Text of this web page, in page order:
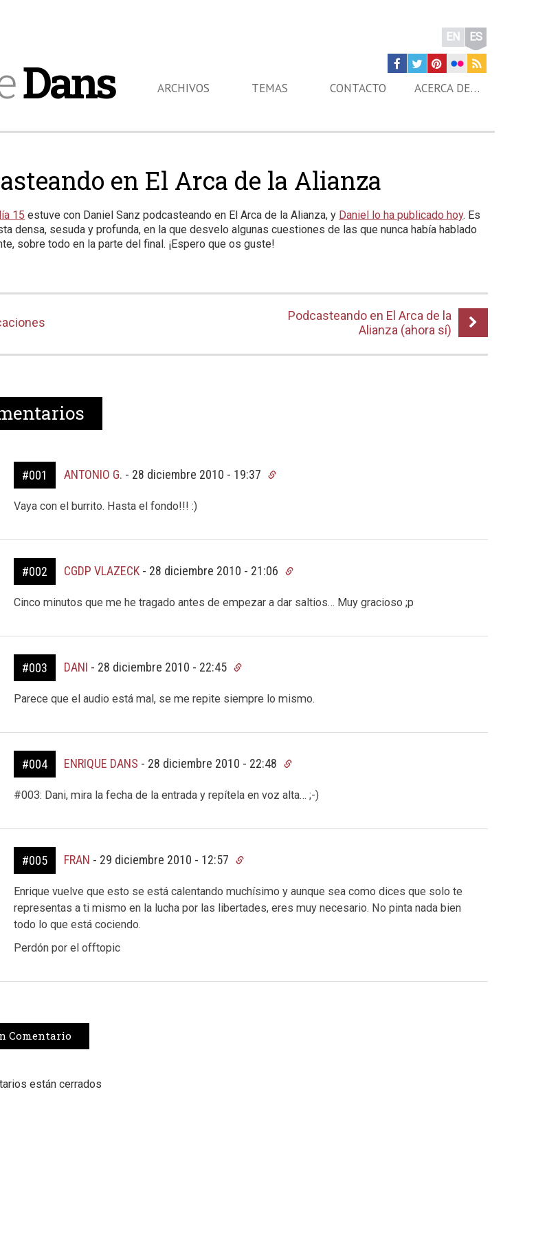
Dans
EN ES
ARCHIVOS TEMAS CONTACTO ACERCA DE…
en El Arca de la Alianza
15 estuve con Daniel Sanz podcasteando en El Arca de la Alianza, y Daniel lo ha publicado hoy. Es
densa, sesuda y profunda, en la que desvelo algunas cuestiones de las que nunca había hablado
sobre todo en la parte del final. ¡Espero que os guste!
Podcasteando en El Arca de la
Alianza (ahora sí)
#001 ANTONIO G. - 28 diciembre 2010 - 19:37
Vaya con el burrito. Hasta el fondo!!! :)
#002 CGDP VLAZECK- 28 diciembre 2010 - 21:06
Cinco minutos que me he tragado antes de empezar a dar saltios… Muy gracioso ;p
#003 DANI - 28 diciembre 2010 - 22:45
Parece que el audio está mal, se me repite siempre lo mismo.
#004 ENRIQUE DANS - 28 diciembre 2010 - 22:48
#003: Dani, mira la fecha de la entrada y repítela en voz alta… ;-)
#005 FRAN - 29 diciembre 2010 - 12:57
Enrique vuelve que esto se está calentando muchísimo y aunque sea como dices que solo te
representas a ti mismo en la lucha por las libertades, eres muy necesario. No pinta nada bien
todo lo que está cociendo.
Perdón por el offtopic
Comentario
están cerrados